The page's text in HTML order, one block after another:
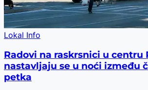
Lokal Info
Radovi na raskrsnici u centru
nastavljaju se u noći između
petka